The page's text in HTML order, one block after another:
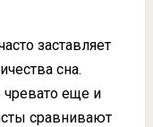
заставляет
сна.
чревато еще и
сравнивают